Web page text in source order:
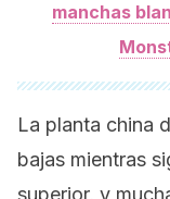
manchas
La planta china
bajas mientras
superior, y